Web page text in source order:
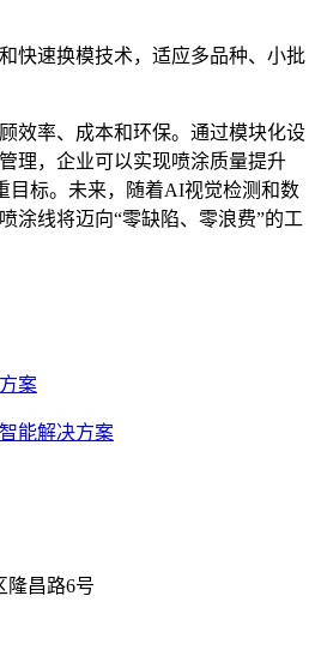
快速换模技术，适应多品种、小批
效率、成本和环保。通过模块化设
理，企业可以实现喷涂质量提升
目标。未来，随着AI视觉检测和数
涂线将迈向“零缺陷、零浪费”的工
案
能解决方案
隆昌路6号